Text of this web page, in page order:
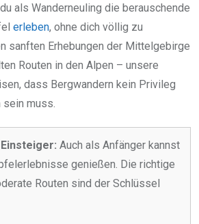
als Wanderneuling die berauschende
erleben, ohne dich völlig zu
sanften Erhebungen der Mittelgebirge
Routen in den Alpen – unsere
dass Bergwandern kein Privileg
sein muss.
Auch als Anfänger kannst
genießen. Die richtige
Routen sind der Schlüssel